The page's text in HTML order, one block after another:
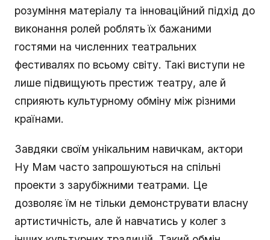
розуміння матеріалу та інноваційний підхід до
виконання ролей роблять їх бажаними
гостями на численних театральних
фестивалях по всьому світу. Такі виступи не
лише підвищують престиж театру, але й
сприяють культурному обміну між різними
країнами.
Завдяки своїм унікальним навичкам, актори
Ну Мам часто запрошуються на спільні
проекти з зарубіжними театрами. Це
дозволяє їм не тільки демонструвати власну
артистичність, але й навчатись у колег з